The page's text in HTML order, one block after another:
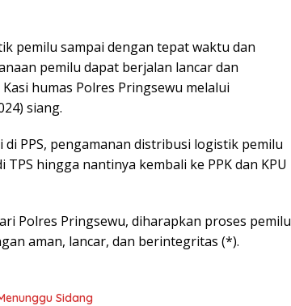
pemilu sampai dengan tepat waktu dan
pemilu dapat berjalan lancar dan
humas Polres Pringsewu melalui
siang.
PPS, pengamanan distribusi logistik pemilu
hingga nantinya kembali ke PPK dan KPU
Polres Pringsewu, diharapkan proses pemilu
aman, lancar, dan berintegritas (*).
Sidang